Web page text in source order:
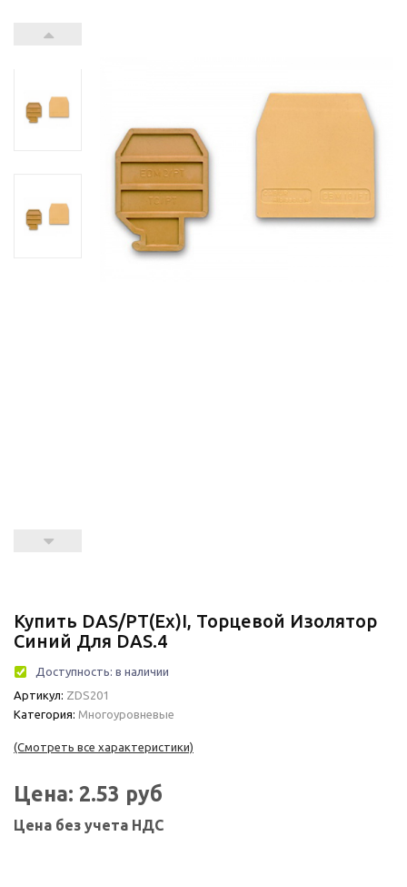
Купить DAS/PT(Ex)i, Торцевой Изолятор
Синий Для DAS.4
Доступность: в наличии
Артикул: ZDS201
Категория: Многоуровневые
(Смотреть все характеристики)
Цена: 2.53 руб
Цена без учета НДС